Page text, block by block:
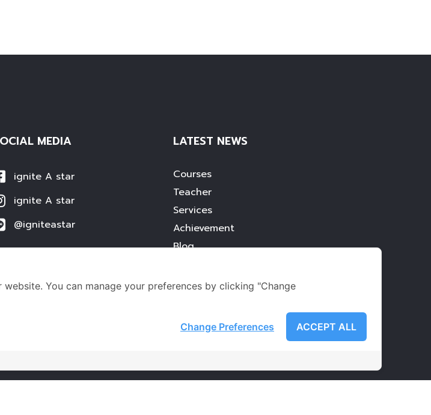
MEDIA
ignite A star
ignite A star
@igniteastar
for Teacher
LATEST NEWS
Courses
Teacher
Services
Achievement
Blog
You can manage your preferences by clicking "Change
ACCEPT ALL
Change Preferences